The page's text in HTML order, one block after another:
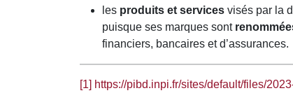
les produits et services visés par la
puisque ses marques sont
financiers, bancaires et d’assurances.
[1] https://pibd.inpi.fr/sites/default/files/